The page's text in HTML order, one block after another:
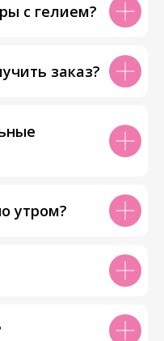
с гелием?
заказ?
утром?